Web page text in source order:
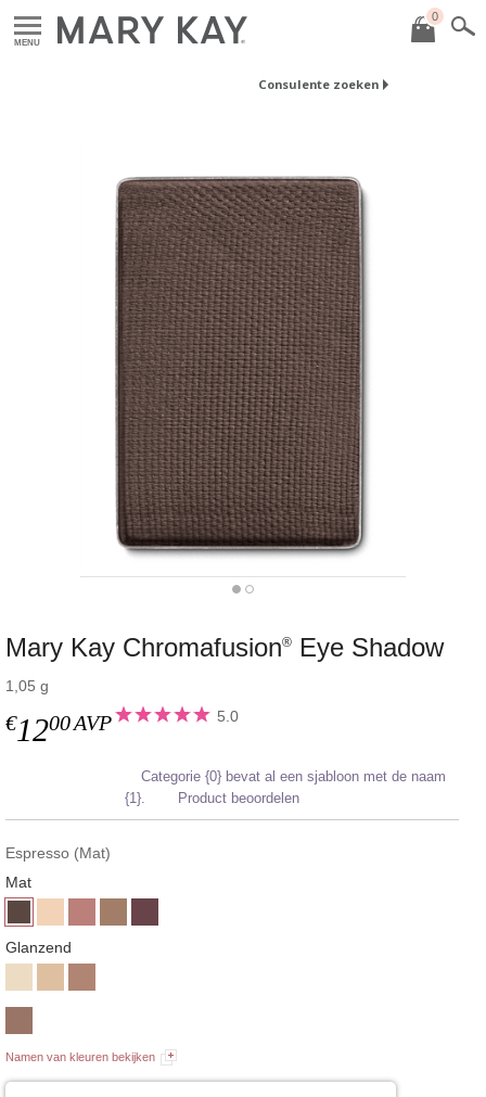
MENU
0
Consulente zoeken
Mary Kay Chromafusion® Eye Shadow
1,05 g
€1200AVP 5.0
Categorie {0} bevat al een sjabloon met de naam
{1}.
Product beoordelen
Espresso (Mat)
Mat
Glanzend
Namen van kleuren bekijken